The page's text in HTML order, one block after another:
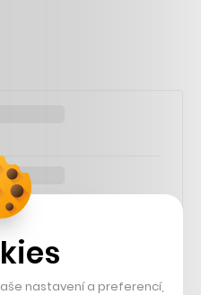
nastavení a preferencí,